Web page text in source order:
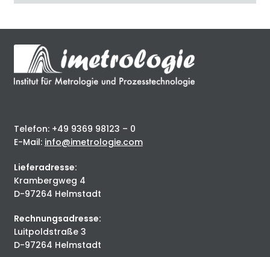
Telefon: +49 9369 98123 – 0
E-Mail: info@imetrologie.com
Lieferadresse:
Krambergweg 4
D-97264 Helmstadt
Rechnungsadresse:
Luitpoldstraße 3
D-97264 Helmstadt